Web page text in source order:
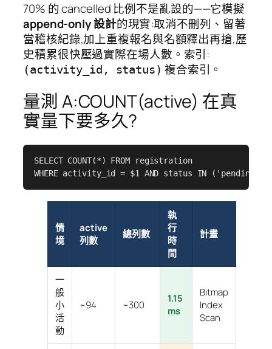
70% 的 cancelled 比例不是亂設的——它模擬
append-only 設計的現實:取消不刪列、留著
當稽核紀錄,加上重複報名與名額釋出再搶,歷
史積累很快壓過實際在場人數。索引:
(activity_id, status) 複合索引。
量測 A:COUNT(active) 在真
實量下要多久?
SELECT COUNT(*) FROM registration
WHERE activity_id = $1 AND status IN
情
境
active
列數
總列數
執
行
時
間
計畫
一
般
小
活
動
~94 ~300
1.15
ms
Bitmap
Index
Scan